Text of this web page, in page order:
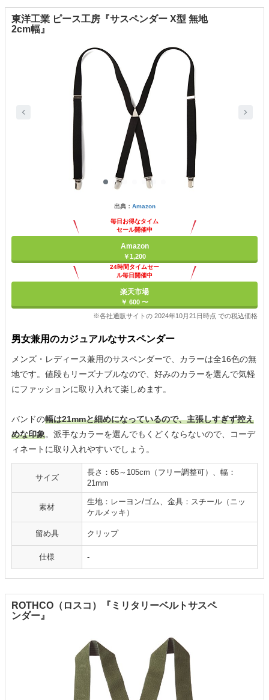
東洋工業 ピース工房『サスペンダー X型 無地
2cm幅』
出典： Amazon
毎日お得なタイム
セール開催中
Amazon
￥1,200
24時間タイムセー
ル毎日開催中
楽天市場
￥ 600 〜
※各社通販サイトの 2024年10月21日時点 での税込価格
男女兼用のカジュアルなサスペンダー
メンズ・レディース兼用のサスペンダーで、カラーは全16色の無
地です。値段もリーズナブルなので、好みのカラーを選んで気軽
にファッションに取り入れて楽しめます。
バンドの幅は21mmと細めになっているので、主張しすぎず控え
めな印象。派手なカラーを選んでもくどくならないので、コーデ
ィネートに取り入れやすいでしょう。
サイズ
長さ：65～105cm（フリー調整可）、幅：
21mm
素材
生地：レーヨン/ゴム、金具：スチール（ニッ
ケルメッキ）
留め具 クリップ
仕様 -
ROTHCO（ロスコ）『ミリタリーベルトサスペ
ンダー』